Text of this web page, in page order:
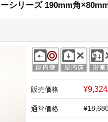
シリーズ 190mm角
販売価格
通常価格